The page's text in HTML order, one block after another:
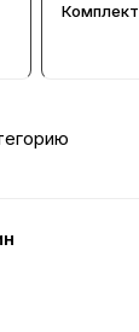
Комплект